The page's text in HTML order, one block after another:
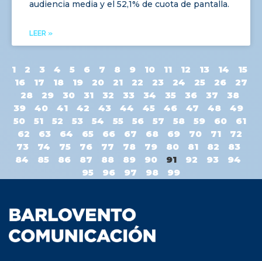
audiencia media y el 52,1% de cuota de pantalla.
LEER »
1 2 3 4 5 6 7 8 9 10 11 12 13 14
15
16
17 18 19 20 21 22 23 24 25 26
27
28
29 30 31 32 33 34 35 36 37
38
39
40 41 42 43 44 45 46 47 48
49
50
51 52 53 54 55 56 57 58 59 60
61
62
63 64 65 66 67 68 69 70 71
72
73
74 75 76 77 78 79 80 81 82
83
84
85 86 87 88 89 90 91 92 93
94
95
96 97 98 99